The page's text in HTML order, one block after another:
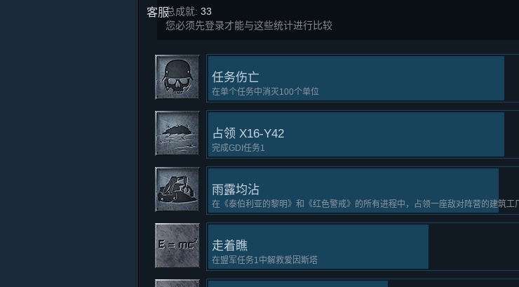
客服总成就: 33
您必须先登录才能与这些统计进行比较
任务伤亡
在单个任务中消灭100个单位
占领 X16-Y42
完成GDI任务1
雨露均沾
在《泰伯利亚的黎明》和《红色警戒》的所有进程中，占领一座敌对阵营的建筑工厂
走着瞧
在盟军任务1中解救爱因斯塔